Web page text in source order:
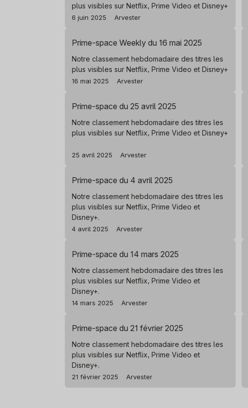
plus visibles sur Netflix, Prime Video et Disney+
Arvester
6 juin 2025
Prime-space Weekly du 16 mai 2025
Notre classement hebdomadaire des titres les
plus visibles sur Netflix, Prime Video et Disney+
Arvester
16 mai 2025
Prime-space du 25 avril 2025
Notre classement hebdomadaire des titres les
plus visibles sur Netflix, Prime Video et Disney+
Arvester
25 avril 2025
Prime-space du 4 avril 2025
Notre classement hebdomadaire des titres les
plus visibles sur Netflix, Prime Video et
Disney+.
Arvester
4 avril 2025
Prime-space du 14 mars 2025
Notre classement hebdomadaire des titres les
plus visibles sur Netflix, Prime Video et
Disney+.
Arvester
14 mars 2025
Prime-space du 21 février 2025
Notre classement hebdomadaire des titres les
plus visibles sur Netflix, Prime Video et
Disney+.
Arvester
21 février 2025